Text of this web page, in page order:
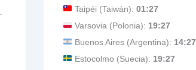
Taipéi (Taiwán): 01:27
Varsovia (Polonia): 19:27
Buenos Aires (Argentina): 14:27
Estocolmo (Suecia): 19:27